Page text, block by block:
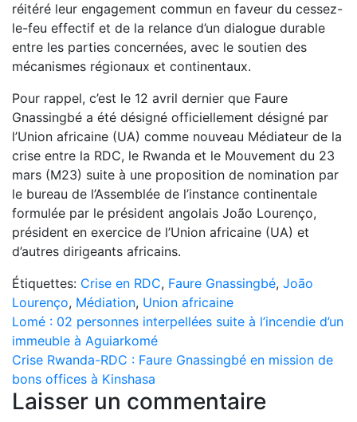
réitéré leur engagement commun en faveur du cessez-
le-feu effectif et de la relance d’un dialogue durable
entre les parties concernées, avec le soutien des
mécanismes régionaux et continentaux.
Pour rappel, c’est le 12 avril dernier que Faure
Gnassingbé a été désigné officiellement désigné par
l’Union africaine (UA) comme nouveau Médiateur de la
crise entre la RDC, le Rwanda et le Mouvement du 23
mars (M23) suite à une proposition de nomination par
le bureau de l’Assemblée de l’instance continentale
formulée par le président angolais João Lourenço,
président en exercice de l’Union africaine (UA) et
d’autres dirigeants africains.
Étiquettes: Crise en RDC, Faure Gnassingbé, João
Lourenço, Médiation, Union africaine
Navigation
de
l’article
Lomé : 02 personnes interpellées suite à l’incendie d’un
immeuble à Aguiarkomé
Crise Rwanda-RDC : Faure Gnassingbé en mission de
bons offices à Kinshasa
Laisser un commentaire